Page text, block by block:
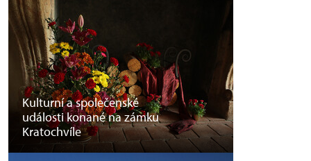
Kulturní a společenské
události konané na zámku
Kratochvíle